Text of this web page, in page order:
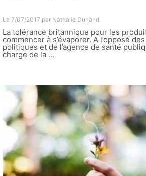
Le 7/07/2017 par Nathalie Dunand
La tolérance britannique pour les
commencer à s’évaporer. A l’opposé
politiques et de l’agence de santé
charge de la ...